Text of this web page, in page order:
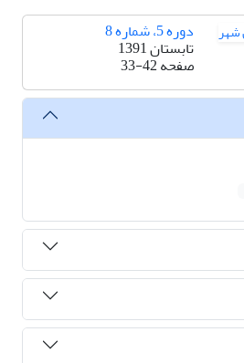
دوره 5، شماره 8
تابستان 1391
صفحه33-42